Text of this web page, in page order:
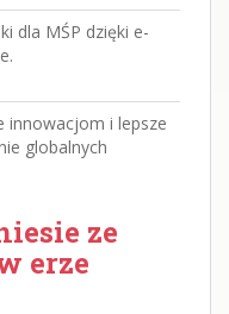
dla MŚP dzięki e-
innowacjom i lepsze
globalnych
ze
erze